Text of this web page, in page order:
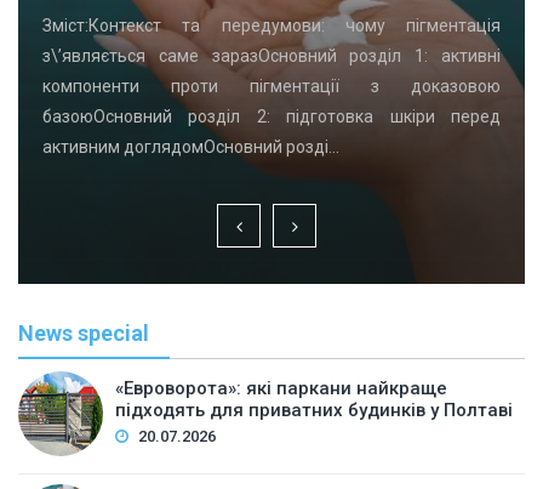
Зміст:Контекст та передумови: чому пігментація
з\’являється саме заразОсновний розділ 1: активні
компоненти проти пігментації з доказовою
базоюОсновний розділ 2: підготовка шкіри перед
активним доглядомОсновний розді…
News special
«Евроворота»: які паркани найкраще
підходять для приватних будинків у Полтаві
20.07.2026